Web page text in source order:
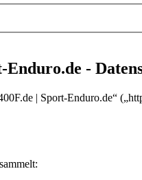
Enduro.de -
| Sport-Enduro.de“